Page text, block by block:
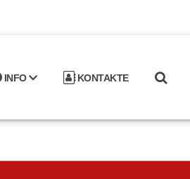
INFO KONTAKTE